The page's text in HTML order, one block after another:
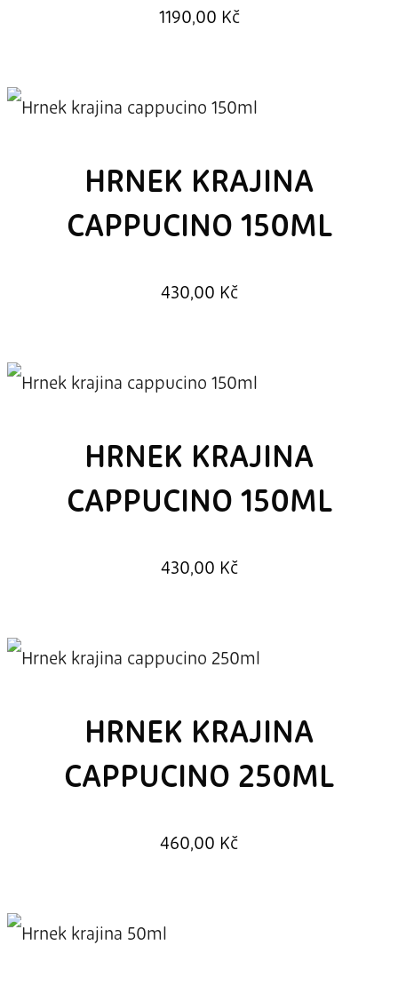
1190,00 Kč
HRNEK KRAJINA
CAPPUCINO 150ML
430,00 Kč
HRNEK KRAJINA
CAPPUCINO 150ML
430,00 Kč
HRNEK KRAJINA
CAPPUCINO 250ML
460,00 Kč